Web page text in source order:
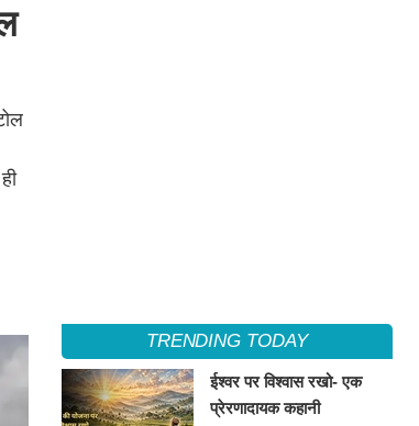
TRENDING TODAY
ईश्वर पर विश्वास रखो- एक
प्रेरणादायक कहानी